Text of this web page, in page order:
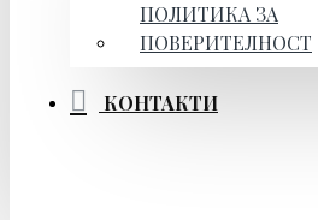
ПОЛИТИКА ЗА
ПОВЕРИТЕЛНОСТ
КОНТАКТИ